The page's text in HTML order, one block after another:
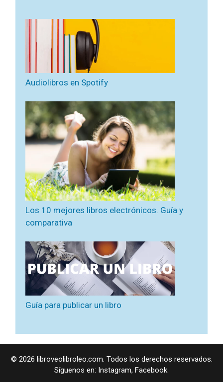
Audiolibros en Spotify
Los 10 mejores libros electrónicos. Guía y
comparativa
Guía para publicar un libro
© 2026 libroveolibroleo.com. Todos los derechos reservados.
Síguenos en: Instagram, Facebook.